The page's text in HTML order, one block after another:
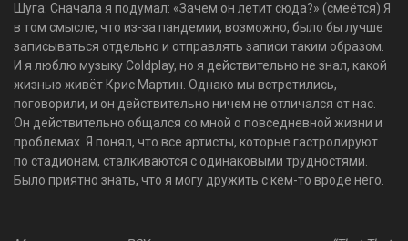
Шуга: Сначала я подумал: «Зачем он летит сюда?» (смеётся) Я
в том смысле, что из-за пандемии, возможно, было бы лучше
записываться отдельно и отправлять записи таким образом.
И я люблю музыку Coldplay, но я действительно не знал, какой
жизнью живёт Крис Мартин. Однако мы встретились,
поговорили, и он действительно ничем не отличался от нас.
Он действительно общался со мной о повседневной жизни и
проблемах. Я понял, что все артисты, которые гастролируют
по стадионам, сталкиваются с одинаковыми трудностями.
Было приятно знать, что я могу дружить с кем-то вроде него.